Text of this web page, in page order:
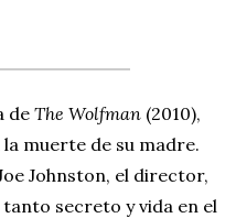
de The Wolfman (2010),
muerte de su madre.
Johnston, el director,
secreto y vida en el